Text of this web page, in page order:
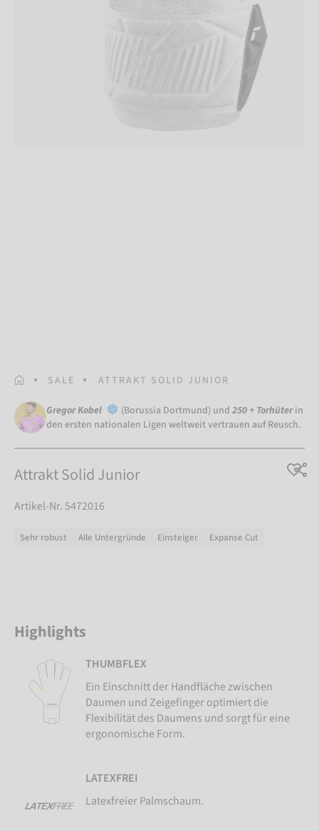
STARTSEITE
SALE ATTRAKT SOLID JUNIOR
Gregor Kobel (Borussia Dortmund) und 250 + Torhüter in
den ersten nationalen Ligen weltweit vertrauen auf Reusch.
Attrakt Solid Junior
Artikel-Nr. 5472016
Sehr robust Alle Untergründe Einsteiger Expanse Cut
Highlights
THUMBFLEX
Ein Einschnitt der Handfläche zwischen
Daumen und Zeigefinger optimiert die
Flexibilität des Daumens und sorgt für eine
ergonomische Form.
LATEXFREI
Latexfreier Palmschaum.